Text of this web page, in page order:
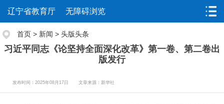
辽宁省教育厅 无障碍浏览
首页 > 新闻 > 头版头条
习近平同志《论坚持全面深化改革》第一卷、第二卷出
版发行
发布时间：2025年08月17日 文章来源：新华社